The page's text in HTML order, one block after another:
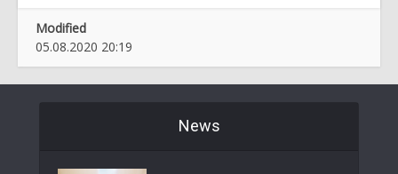
Modified
05.08.2020 20:19
News